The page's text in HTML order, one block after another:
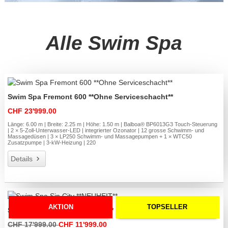
Alle Swim Spa
Swim Spa Fremont 600 **Ohne Serviceschacht**
CHF 23'999.00
Länge: 6.00 m | Breite: 2.25 m | Höhe: 1.50 m | Balboa® BP6013G3 Touch-Steuerung
| 2 × 5-Zoll-Unterwasser-LED | integrierter Ozonator | 12 grosse Schwimm- und
Massagedüsen | 3 × LP250 Schwimm- und Massagepumpen + 1 × WTC50
Zusatzpumpe | 3-kW-Heizung | 220
Details
AKTION TOPSELLER
Swim Spa Sin City **NEUHEIT**
CHF 17'999.00CHF 11'999.00